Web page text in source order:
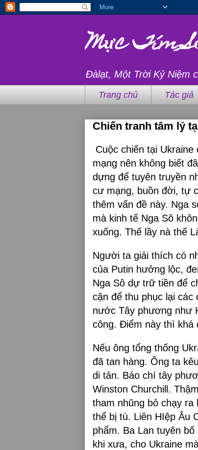
Mực Tím
Đàlạt, Một Trời Kỷ Niệm
Trang chủ Tác giả
Chiến tranh tâm lý
Cuộc chiến tại
mạng nên không biết
dựng để tuyên truyền
cư mạng, buồn đời, tự
thêm vấn đề này. Nga
mà kinh tế Nga Sô
xuống. Thế lầy nà thế
Người ta giải thích có
của Putin hưởng lộc,
Nga Sô dự trữ tiền để
cận để thu phục lại
nước Tây phương như
công. Điểm này thì khá
Nếu ông tổng thống
đã tan hàng. Ông ta
di tản. Báo chí tây
Winston Churchill.
tham nhũng bỏ chạy ra
thể bị tù. Liên HIệp Âu
phẩm. Ba Lan tuyên
khi xưa, cho Ukraine